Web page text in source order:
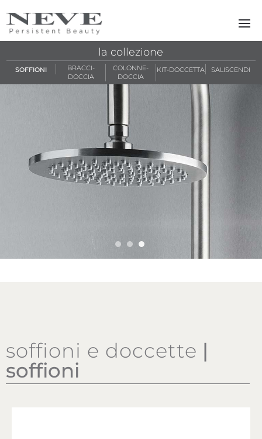
Skip to main content
viva
soffioni e doccette |
soffioni
la collezione
SOFFIONI
BRACCI-
DOCCIA
COLONNE-
DOCCIA
KIT-DOCCETTA SALISCENDI